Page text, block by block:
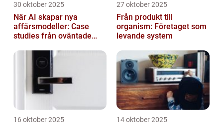
30 oktober 2025
När AI skapar nya
affärsmodeller: Case
studies från oväntade
27 oktober 2025
Från produkt till
organism: Företaget som
levande system
16 oktober 2025 14 oktober 2025